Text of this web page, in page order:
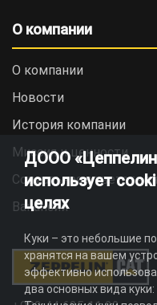
О компании
О компании
Новости
История компании
Миссия и ценности
Социальная
Вакансии
ДООО
использует
целях
Куки – это небольшие
хранятся на вашем
эффективно
два основных вида куки: